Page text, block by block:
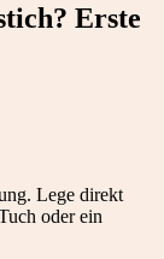
Erste
Lege direkt
oder ein